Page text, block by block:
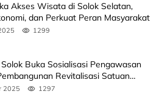
Akses Wisata di Solok Selatan,
dan Perkuat Peran Masyarakat
1299
Buka Sosialisasi Pengawasan
Revitalisasi Satuan
2025 1297